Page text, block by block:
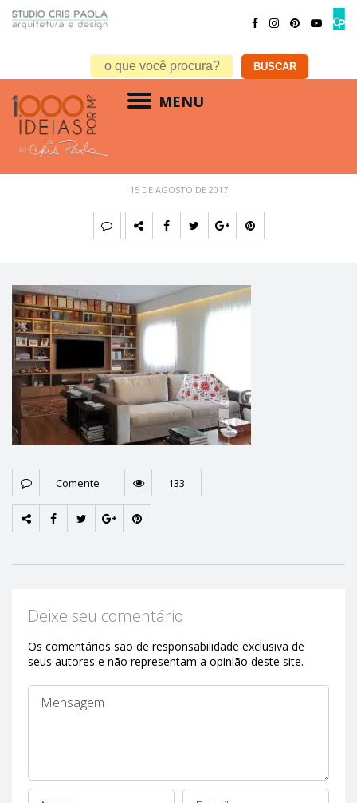
MENU
estilo sala – Colorido
15 DE AGOSTO DE 2017
Comente 133
Deixe seu comentário
Os comentários são de responsabilidade exclusiva de
seus autores e não representam a opinião deste site.